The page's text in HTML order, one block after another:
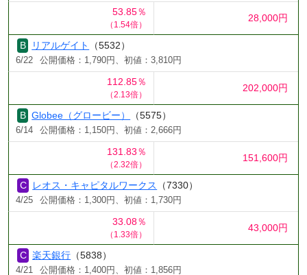
53.85％
（1.54倍）
28,000円
リアルゲイト （5532）
6/22 公開価格：1,790円、初値：3,810円
112.85％
（2.13倍）
202,000円
Globee（グロービー） （5575）
6/14 公開価格：1,150円、初値：2,666円
131.83％
（2.32倍）
151,600円
レオス・キャピタルワークス （7330）
4/25 公開価格：1,300円、初値：1,730円
33.08％
（1.33倍）
43,000円
楽天銀行 （5838）
4/21 公開価格：1,400円、初値：1,856円